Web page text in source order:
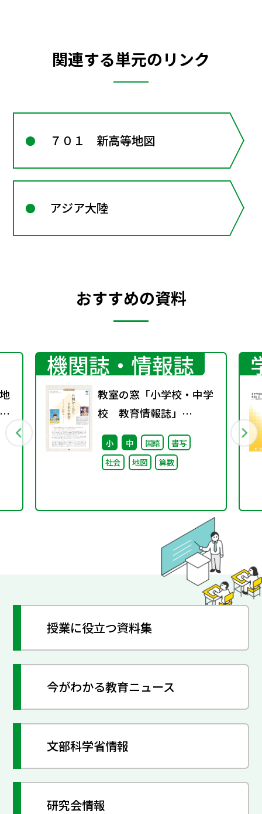
関連する単元のリンク
７０１ 新高等地図
アジア大陸
おすすめの資料
機関誌・情報誌
教室の窓「小学校・中学
校 教育情報誌」
vol.76 2025年9月発行
小 中 国語
書写
社会
地図 算数
授業に役立つ資料集
今がわかる教育ニュース
文部科学省情報
研究会情報